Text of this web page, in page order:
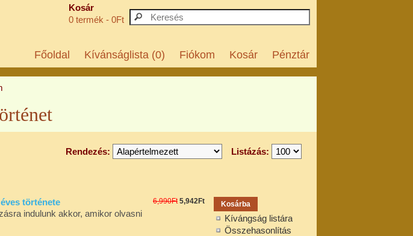
Kosár
0 termék - 0Ft
Főoldal Kívánságlista (0) Fiókom Kosár Pénztár
Listázás:
Rendezés:
Kívángság listára
Összehasonlítás
6,990Ft 5,942Ft
története
indulunk akkor, amikor olvasni